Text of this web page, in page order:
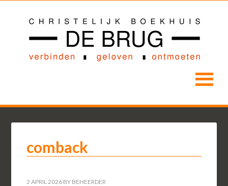
comback
2 APRIL 2026 BY BEHEERDER